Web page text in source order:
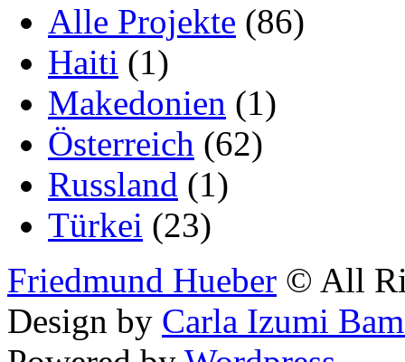
Alle Projekte (86)
Haiti (1)
Makedonien (1)
Österreich (62)
Russland (1)
Türkei (23)
Friedmund Hueber © All
Design by Carla Izumi